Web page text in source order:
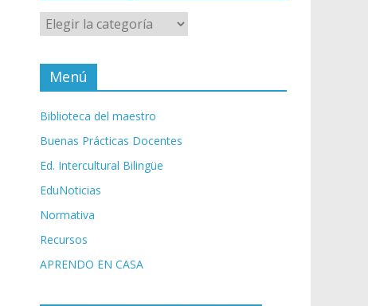
Categorías
Menú
Biblioteca del maestro
Buenas Prácticas Docentes
Ed. Intercultural Bilingüe
EduNoticias
Normativa
Recursos
APRENDO EN CASA